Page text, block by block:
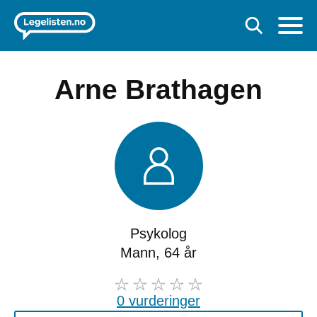
Arne Brathagen
Psykolog
Mann, 64 år
0 vurderinger